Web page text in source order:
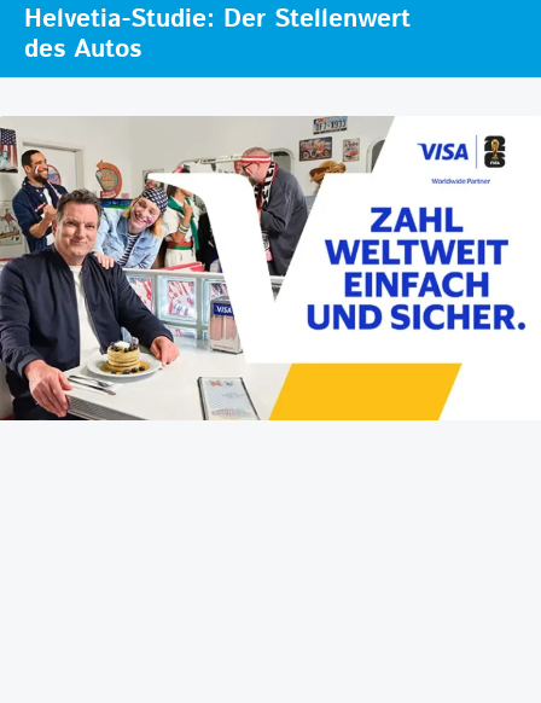
Helvetia-Studie: Der Stellenwert
des Autos